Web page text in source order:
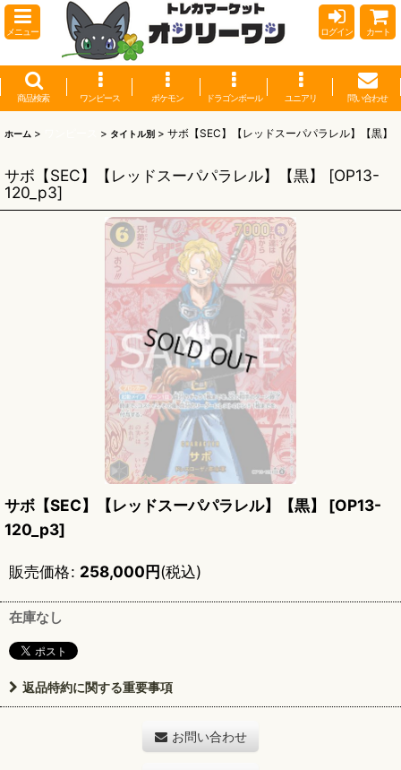
メニュー ログイン カート
商品検索 ワンピース ポケモン ドラゴンボール ユニアリ 問い合わせ
ホーム > > タイトル別 > サボ【SEC】【レッドスーパパラレル】【黒】
サボ【SEC】【レッドスーパパラレル】【黒】 [OP13-
120_p3]
サボ【SEC】【レッドスーパパラレル】【黒】 [OP13-
120_p3]
販売価格: 258,000円(税込)
在庫なし
返品特約に関する重要事項
お問い合わせ